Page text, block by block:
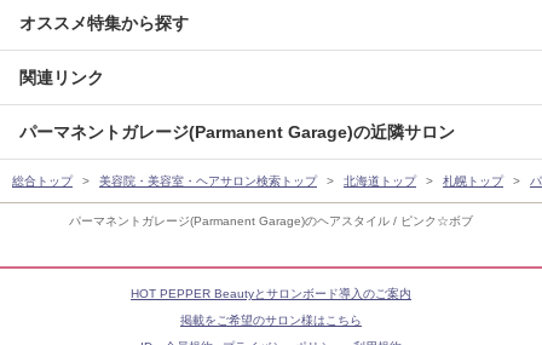
パーマネントガレージ(Parmanent Garage)のヘアスタイル / ピンク☆ボブ
オススメ特集から探す
関連リンク
パーマネントガレージ(Parmanent Garage)の近隣サロン
総合トップ 美容院・美容室・ヘアサロン検索トップ 北海道トップ 札幌トップ
HOT PEPPER Beautyとサロンボード導入のご案内
掲載をご希望のサロン様はこちら